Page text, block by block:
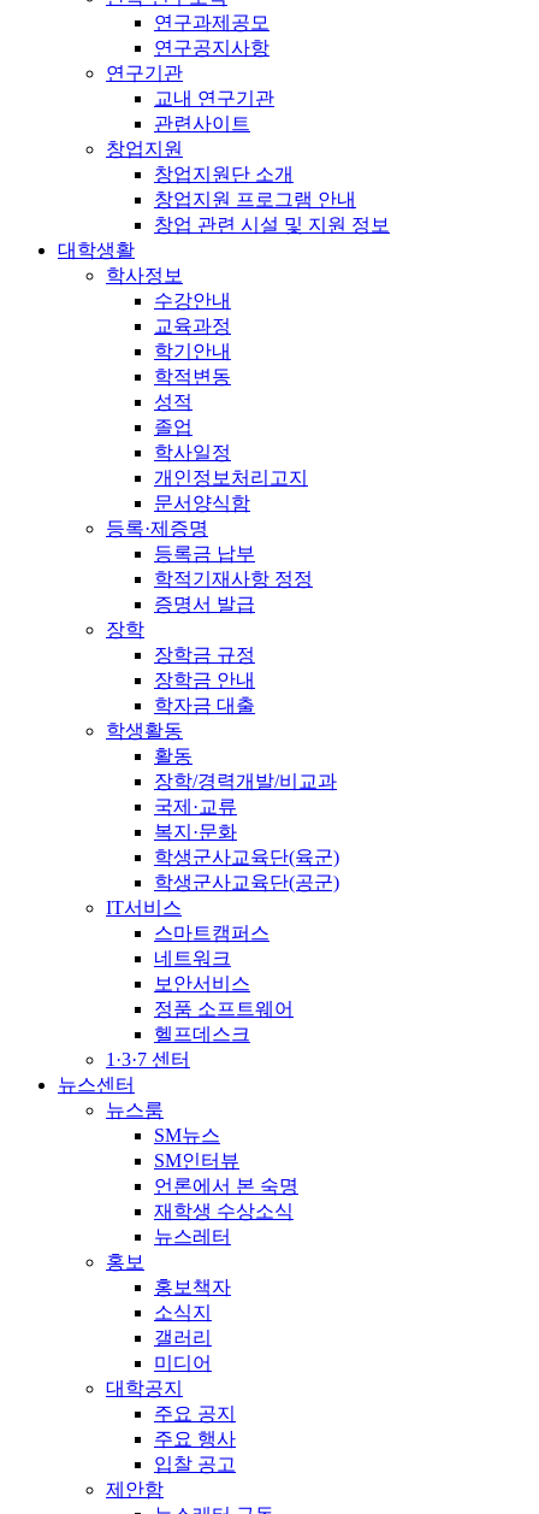
연구과제공모
연구공지사항
연구기관
교내 연구기관
관련사이트
창업지원
창업지원단 소개
창업지원 프로그램 안내
창업 관련 시설 및 지원 정보
대학생활
학사정보
수강안내
교육과정
학기안내
학적변동
성적
졸업
학사일정
개인정보처리고지
문서양식함
등록·제증명
등록금 납부
학적기재사항 정정
증명서 발급
장학
장학금 규정
장학금 안내
학자금 대출
학생활동
활동
장학/경력개발/비교과
국제·교류
복지·문화
학생군사교육단(육군)
학생군사교육단(공군)
IT서비스
스마트캠퍼스
네트워크
보안서비스
정품 소프트웨어
헬프데스크
1·3·7 센터
뉴스센터
뉴스룸
SM뉴스
SM인터뷰
언론에서 본 숙명
재학생 수상소식
뉴스레터
홍보
홍보책자
소식지
갤러리
미디어
대학공지
주요 공지
주요 행사
입찰 공고
제안함